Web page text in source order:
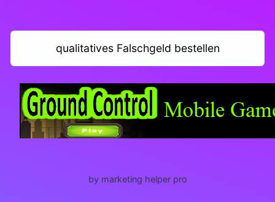
qualitatives Falschgeld bestellen
by marketing helper pro